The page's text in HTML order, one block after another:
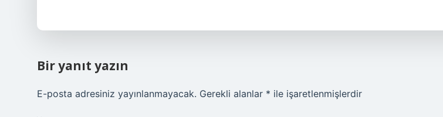
Bir yanıt yazın
E-posta adresiniz yayınlanmayacak. Gerekli alanlar * ile işaretlenmişlerdir